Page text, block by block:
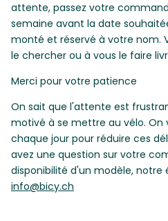
attente, passez votre
semaine avant la date
monté et réservé à votre nom.
le chercher ou à vous le faire
Merci pour votre patience
On sait que l'attente est
motivé à se mettre au vélo. On
chaque jour pour réduire ces
avez une question sur votre
disponibilité d'un modèle, notre
info@bicy.ch